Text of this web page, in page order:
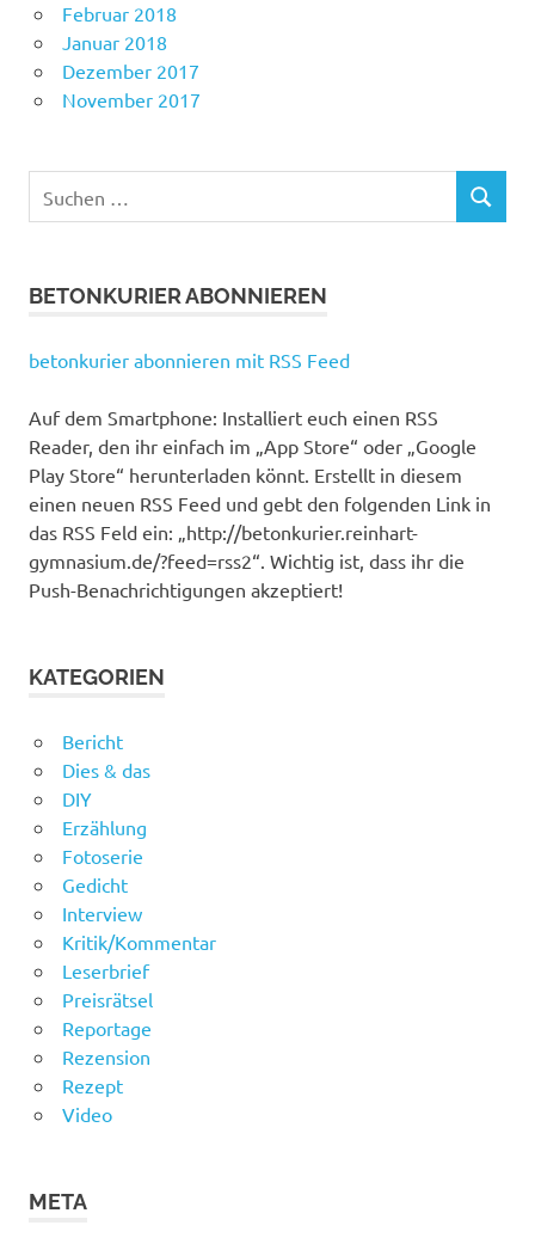
Februar 2018
Januar 2018
Dezember 2017
November 2017
nach:
SUCHEN
BETONKURIER ABONNIEREN
betonkurier abonnieren mit RSS Feed
Auf dem Smartphone: Installiert euch einen RSS
Reader, den ihr einfach im „App Store“ oder „Google
Play Store“ herunterladen könnt. Erstellt in diesem
einen neuen RSS Feed und gebt den folgenden Link in
das RSS Feld ein: „http://betonkurier.reinhart-
gymnasium.de/?feed=rss2“. Wichtig ist, dass ihr die
Push-Benachrichtigungen akzeptiert!
KATEGORIEN
Bericht
Dies & das
DIY
Erzählung
Fotoserie
Gedicht
Interview
Kritik/Kommentar
Leserbrief
Preisrätsel
Reportage
Rezension
Rezept
Video
META